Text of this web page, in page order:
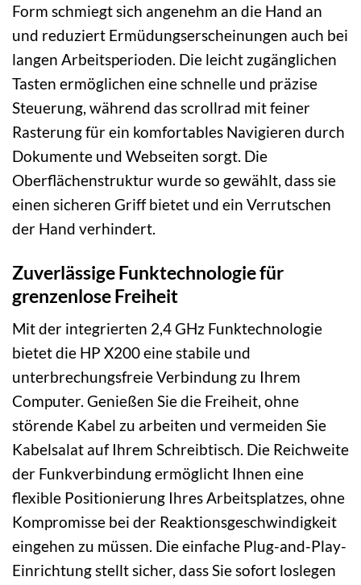
Form schmiegt sich angenehm an die Hand an
und reduziert Ermüdungserscheinungen auch bei
langen Arbeitsperioden. Die leicht zugänglichen
Tasten ermöglichen eine schnelle und präzise
Steuerung, während das scrollrad mit feiner
Rasterung für ein komfortables Navigieren durch
Dokumente und Webseiten sorgt. Die
Oberflächenstruktur wurde so gewählt, dass sie
einen sicheren Griff bietet und ein Verrutschen
der Hand verhindert.
Zuverlässige Funktechnologie für
grenzenlose Freiheit
Mit der integrierten 2,4 GHz Funktechnologie
bietet die HP X200 eine stabile und
unterbrechungsfreie Verbindung zu Ihrem
Computer. Genießen Sie die Freiheit, ohne
störende Kabel zu arbeiten und vermeiden Sie
Kabelsalat auf Ihrem Schreibtisch. Die Reichweite
der Funkverbindung ermöglicht Ihnen eine
flexible Positionierung Ihres Arbeitsplatzes, ohne
Kompromisse bei der Reaktionsgeschwindigkeit
eingehen zu müssen. Die einfache Plug-and-Play-
Einrichtung stellt sicher, dass Sie sofort loslegen